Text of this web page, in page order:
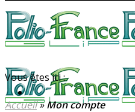
Vous êtes ici :
Accueil»Mon compte